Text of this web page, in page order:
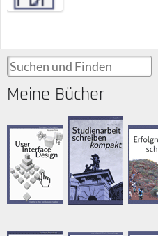
Suchen und Finden
Meine Bücher
User Interface
Design
Studienarbeit
schreiben